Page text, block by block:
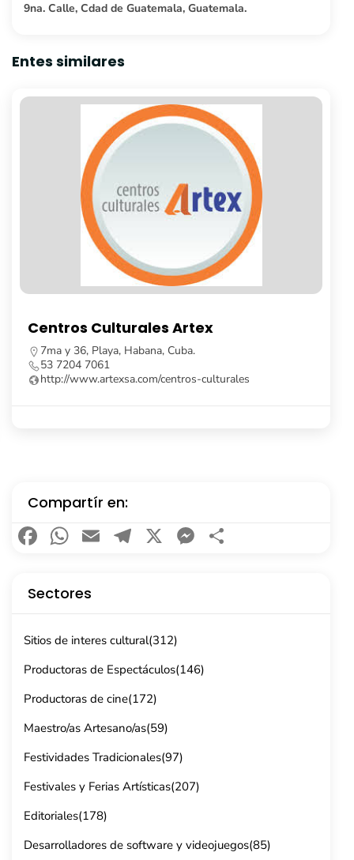
9na. Calle, Cdad de Guatemala, Guatemala.
Entes similares
Librería Fayad Jamís
Calle Obispo, no. 261, e/ Cuba y Aguiar, La
53 7862 8091
Compartír en:
Facebook
WhatsApp
EmailTelegram
X Messenger
Sectores
Sitios de interes cultural(312)
Productoras de Espectáculos(146)
Productoras de cine(172)
Maestro/as Artesano/as(59)
Festividades Tradicionales(97)
Festivales y Ferias Artísticas(207)
Editoriales(178)
Desarrolladores de software y videojuegos(85)